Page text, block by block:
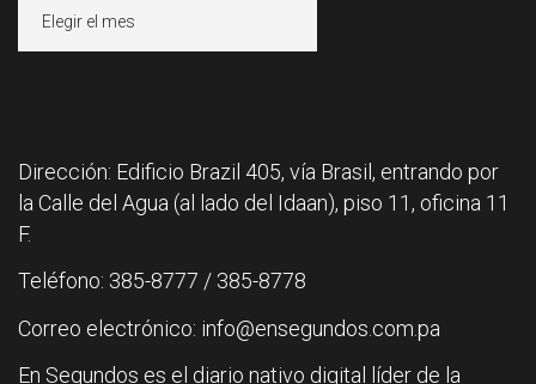
Dirección: Edificio Brazil 405, vía Brasil, entrando por
la Calle del Agua (al lado del Idaan), piso 11, oficina 11
F.
Teléfono: 385-8777 / 385-8778
Correo electrónico: info@ensegundos.com.pa
En Segundos es el diario nativo digital líder de la